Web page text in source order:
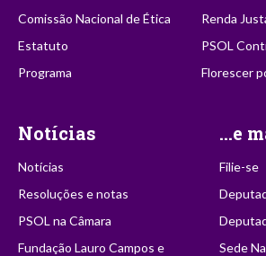
Comissão Nacional de Ética
Estatuto
Programa
Renda
PSOL
Florescer
Notícias
Notícias
Resoluções e notas
PSOL na Câmara
Fundação Lauro Campos e
...e
Filie-se
Sede